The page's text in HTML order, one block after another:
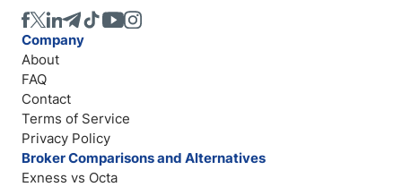
Company
About
FAQ
Contact
Terms of Service
Privacy Policy
Broker Comparisons and Alternatives
Exness vs Octa